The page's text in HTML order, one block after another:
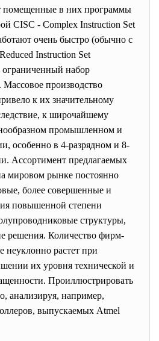
помещенные в них программы
CISC - Complex Instruction Set
очень быстро (обычно с
Instruction Set
набор
производство
к их значительному
к широчайшему
промышленном и
особенно в 4-разрядном и 8-
Ассортимент предлагаемых
мировом рынке постоянно
более совершенные и
повышенной степени
структуры,
решения. Количество фирм-
неуклонно растет при
их уровня технической и
Проиллюстрировать
анализируя, например,
выпускаемых Atmel